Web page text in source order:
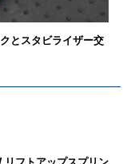
とスタビライザー交